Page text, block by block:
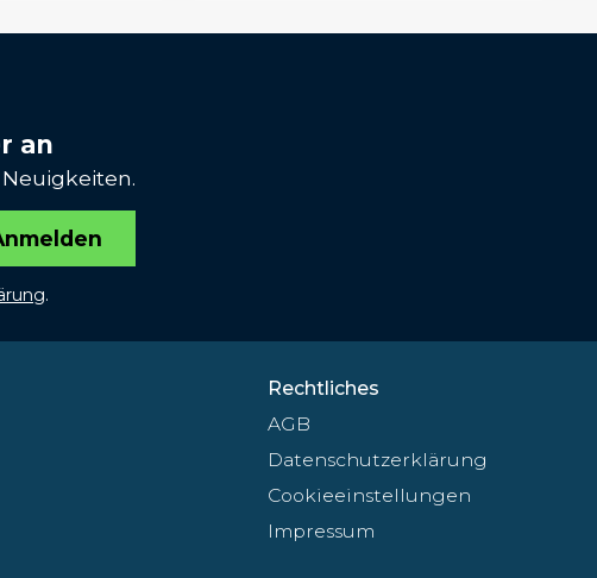
an
.
Rechtliches
AGB
Datenschutzerklärung
Cookieeinstellungen
Impressum